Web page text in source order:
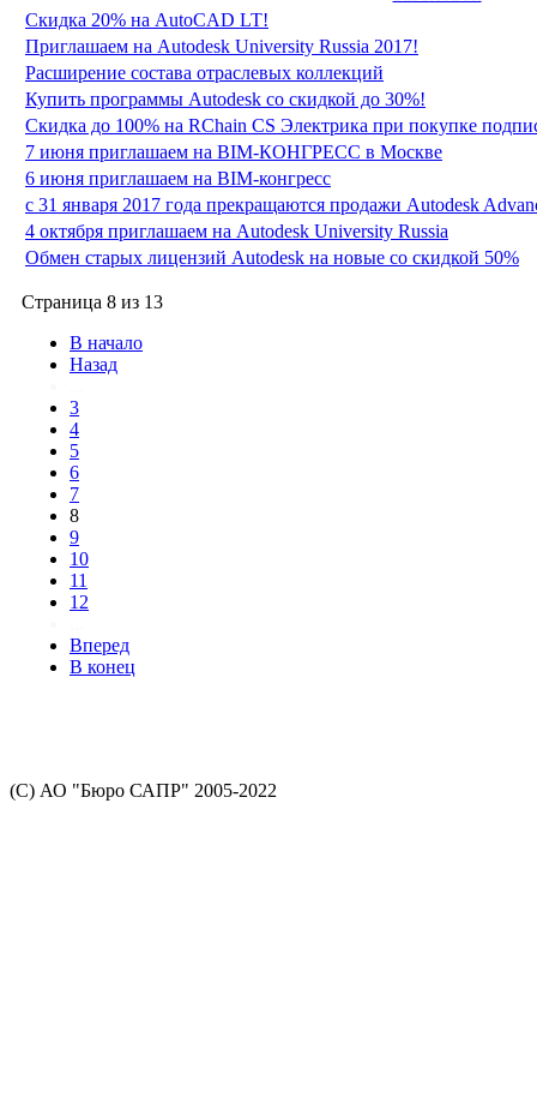
Скидка 20% на AutoCAD LT!
Приглашаем на Autodesk University Russia 2017!
Расширение состава отраслевых коллекций
Купить программы Autodesk со скидкой до 30%!
Скидка до 100% на RChain CS Электрика при покупке
7 июня приглашаем на BIM-КОНГРЕСС в Москве
6 июня приглашаем на BIM-конгресс
с 31 января 2017 года прекращаются продажи Autodesk
4 октября приглашаем на Autodesk University Russia
Обмен старых лицензий Autodesk на новые со скидкой 50%
Страница 8 из 13
В начало
Назад
3
4
5
6
7
8
9
10
11
12
Вперед
В конец
(С) АО "Бюро САПР" 2005-2022